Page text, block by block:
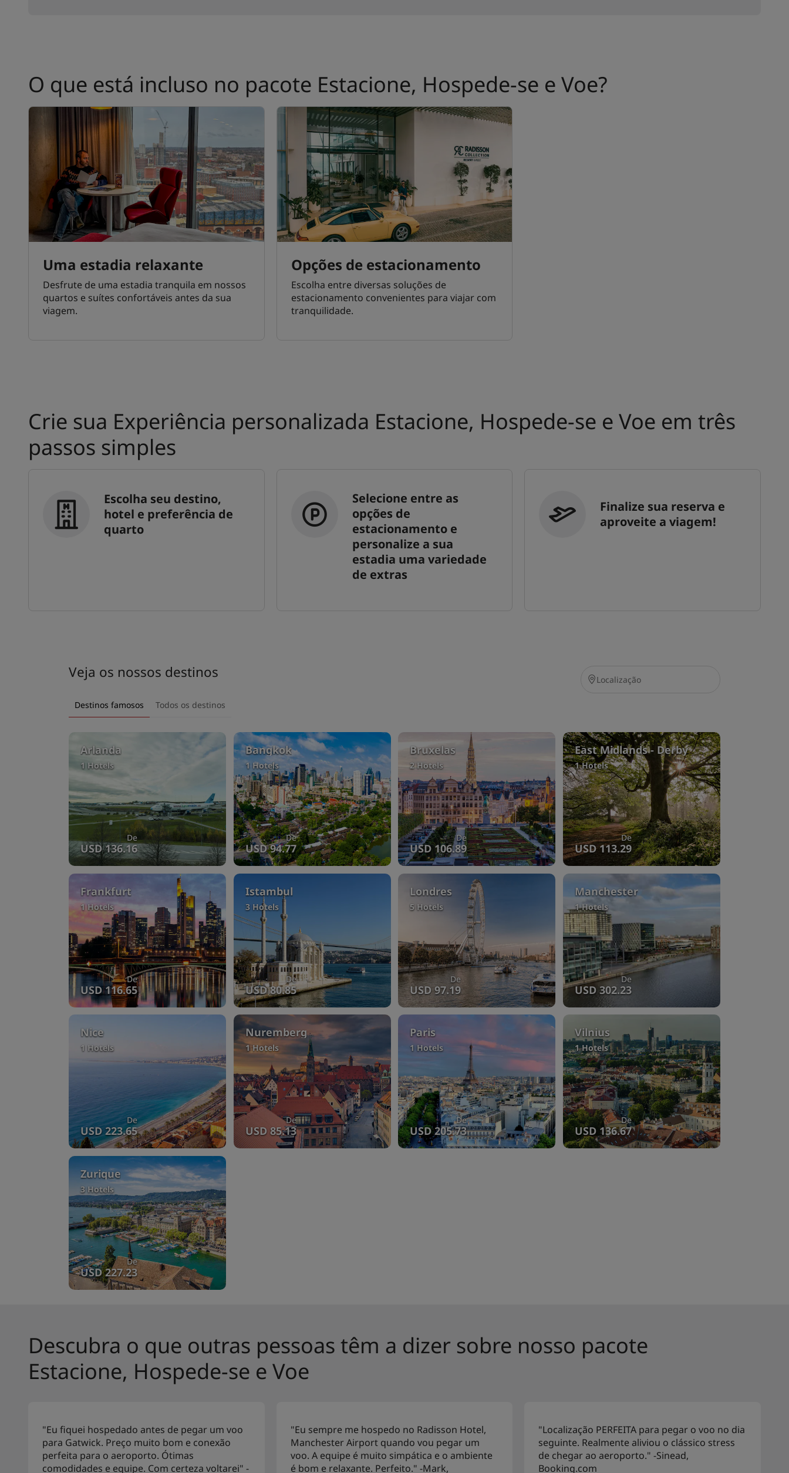
O que está incluso no pacote Estacione, Hospede-se e Voe?
Uma estadia relaxante
Desfrute de uma estadia tranquila em nossos
quartos e suítes confortáveis antes da sua
viagem.
Opções de estacionamento
Escolha entre diversas soluções de
estacionamento convenientes para viajar com
tranquilidade.
Crie sua Experiência personalizada Estacione, Hospede-se e Voe em três
passos simples
Escolha seu destino,
hotel e preferência de
quarto
Selecione entre as
opções de
estacionamento e
personalize a sua
estadia uma variedade
de extras
Finalize sua reserva e
aproveite a viagem!
Veja os nossos destinos
Destinos famosos Todos os destinos
Arlanda
1 Hotels
De
USD 136.16
Bangkok
1 Hotels
De
USD 94.77
Bruxelas
2 Hotels
De
USD 106.89
East Midlands - Derby
1 Hotels
De
USD 113.29
Frankfurt
1 Hotels
De
USD 116.65
Istambul
3 Hotels
De
USD 80.85
Londres
5 Hotels
De
USD 97.19
Manchester
1 Hotels
De
USD 302.23
Nice
1 Hotels
De
USD 223.65
Nuremberg
1 Hotels
De
USD 85.13
Paris
1 Hotels
De
USD 205.73
Vilnius
1 Hotels
De
USD 136.67
Zurique
3 Hotels
De
USD 227.23
Descubra o que outras pessoas têm a dizer sobre nosso pacote
Estacione, Hospede-se e Voe
"Eu fiquei hospedado antes de pegar um voo
para Gatwick. Preço muito bom e conexão
perfeita para o aeroporto. Ótimas
comodidades e equipe. Com certeza voltarei" -
"Eu sempre me hospedo no Radisson Hotel,
Manchester Airport quando vou pegar um
voo. A equipe é muito simpática e o ambiente
é bom e relaxante. Perfeito." -Mark,
"Localização PERFEITA para pegar o voo no dia
seguinte. Realmente aliviou o clássico stress
de chegar ao aeroporto." -Sinead,
Booking.com